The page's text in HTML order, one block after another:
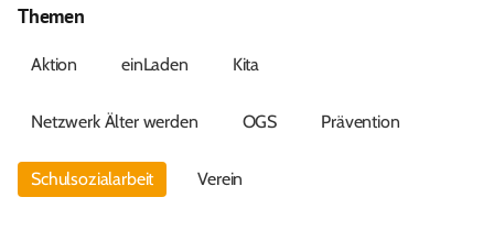
Themen
Aktion einLaden Kita
Netzwerk Älter werden OGS Prävention
Schulsozialarbeit Verein